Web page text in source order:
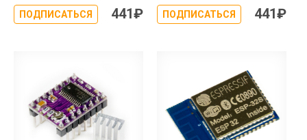
ПОДПИСАТЬСЯ 441₽ ПОДПИСАТЬСЯ 441₽